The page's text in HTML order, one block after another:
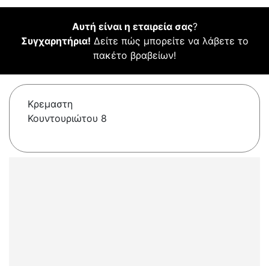
Αυτή είναι η εταιρεία σας?
Συγχαρητήρια! Δείτε πώς μπορείτε να λάβετε το
πακέτο βραβείων!
Κρεμαστη
Κουντουριώτου 8